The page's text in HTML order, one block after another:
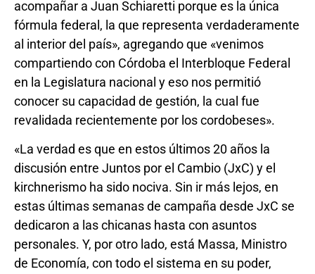
acompañar a Juan Schiaretti porque es la única
fórmula federal, la que representa verdaderamente
al interior del país», agregando que «venimos
compartiendo con Córdoba el Interbloque Federal
en la Legislatura nacional y eso nos permitió
conocer su capacidad de gestión, la cual fue
revalidada recientemente por los cordobeses».
«La verdad es que en estos últimos 20 años la
discusión entre Juntos por el Cambio (JxC) y el
kirchnerismo ha sido nociva. Sin ir más lejos, en
estas últimas semanas de campaña desde JxC se
dedicaron a las chicanas hasta con asuntos
personales. Y, por otro lado, está Massa, Ministro
de Economía, con todo el sistema en su poder,